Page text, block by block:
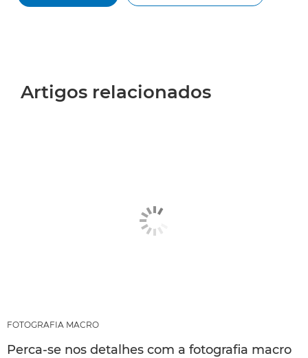
Artigos relacionados
FOTOGRAFIA MACRO
Perca-se nos detalhes com a fotografia macro